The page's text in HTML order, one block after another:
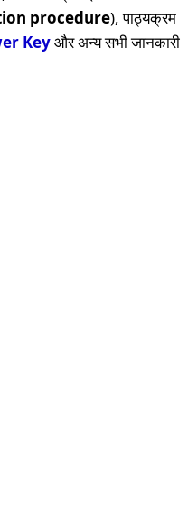
procedure), पाठ्यक्रम
Keyऔर अन्य सभी जानकारी